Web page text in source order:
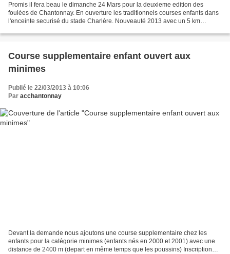
Promis il fera beau le dimanche 24 Mars pour la deuxieme edition des
foulées de Chantonnay. En ouverture les traditionnels courses enfants dans
l'enceinte securisé du stade Charlère. Nouveauté 2013 avec un 5 km
Course supplementaire enfant ouvert aux
minimes
Publié le 22/03/2013 à 10:06
Par acchantonnay
Devant la demande nous ajoutons une course supplementaire chez les
enfants pour la catégorie minimes (enfants nés en 2000 et 2001) avec une
distance de 2400 m (depart en même temps que les poussins) Inscription